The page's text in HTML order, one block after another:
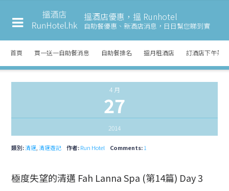
搵酒店優惠，搵 Runhotel
自助餐優惠、新酒店消息， 日日幫您睇到實
首頁 買一送一自助餐消息 自助餐排名 搵月租酒店 訂酒店下午茶
4 月
27
2014
類別:清邁 ,清邁遊記 作者:Run Hotel Comments:1
極度失望的清邁 Fah Lanna Spa (第14篇) Day 3